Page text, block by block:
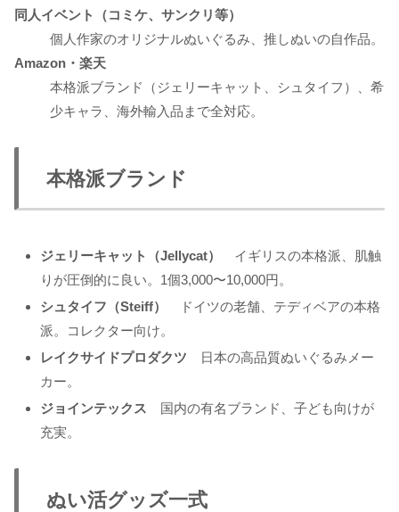
同人イベント（コミケ、サンクリ等）
個人作家のオリジナルぬいぐるみ、推しぬいの自作品。
Amazon・楽天
本格派ブランド（ジェリーキャット、シュタイフ）、希
少キャラ、海外輸入品まで全対応。
本格派ブランド
ジェリーキャット（Jellycat）
イギリスの本格派、肌触
りが圧倒的に良い。1個3,000〜10,000円。
シュタイフ（Steiff）
ドイツの老舗、テディベアの本格
派。コレクター向け。
レイクサイドプロダクツ 日本の高品質ぬいぐるみメー
カー。
ジョインテックス 国内の有名ブランド、子ども向けが
充実。
ぬい活グッズ一式